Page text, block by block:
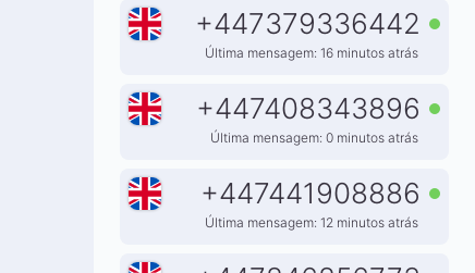
+447379336442
Última mensagem: 16 minutos atrás
+447408343896
Última mensagem: 0 minutos atrás
+447441908886
Última mensagem: 12 minutos atrás